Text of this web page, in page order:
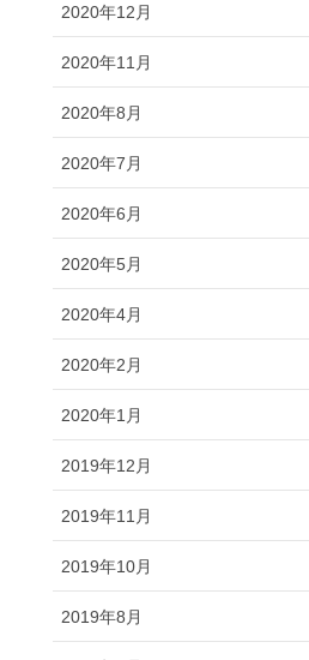
2020年12月
2020年11月
2020年8月
2020年7月
2020年6月
2020年5月
2020年4月
2020年2月
2020年1月
2019年12月
2019年11月
2019年10月
2019年8月